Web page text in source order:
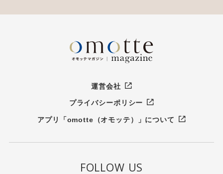
運営会社
プライバシーポリシー
アプリ「omotte（オモッテ）」について
FOLLOW US